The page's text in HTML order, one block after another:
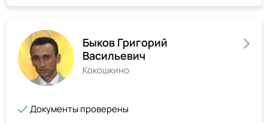
Быков Григорий
Васильевич
Кокошкино
Документы проверены